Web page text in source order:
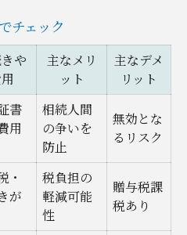
チェック
や
主なメリ
ット
主なデメ
リット
書
用
相続人間
の争いを
防止
無効とな
るリスク
・
が
税負担の
軽減可能
性
贈与税課
税あり